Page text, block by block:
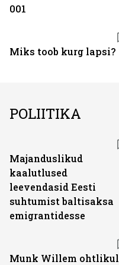
001
Miks toob kurg lapsi?
POLIITIKA
Majanduslikud
kaalutlused
leevendasid Eesti
suhtumist baltisaksa
emigrantidesse
Munk Willem ohtlikul